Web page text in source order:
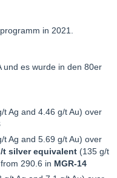
in 2021.
und es wurde in den 80er
t Ag and 4.46 g/t Au) over
t Ag and 5.69 g/t Au) over
t silver equivalent (135 g/t
from 290.6 in MGR-14